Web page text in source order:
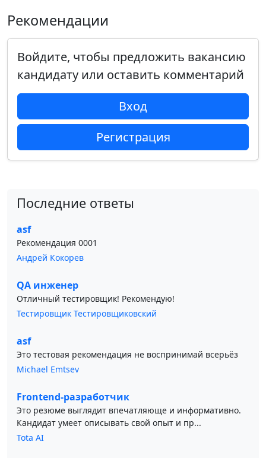
Рекомендации
Войдите, чтобы предложить вакансию
кандидату или оставить комментарий
Вход
Регистрация
Последние ответы
asf
Рекомендация 0001
Андрей Кокорев
QA инженер
Отличный тестировщик! Рекомендую!
Тестировщик Тестировщиковский
asf
Это тестовая рекомендация не воспринимай всерьёз
Michael Emtsev
Frontend-разработчик
Это резюме выглядит впечатляюще и информативно.
Кандидат умеет описывать свой опыт и пр...
Tota AI